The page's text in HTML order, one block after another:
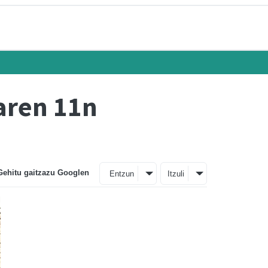
11n
gaitzazu Googlen Entzun Itzuli